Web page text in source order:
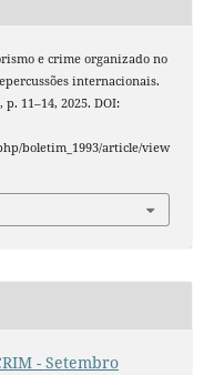
e crime organizado no
internacionais.
p. 11–14, 2025. DOI:
boletim_1993/article/view
- Setembro